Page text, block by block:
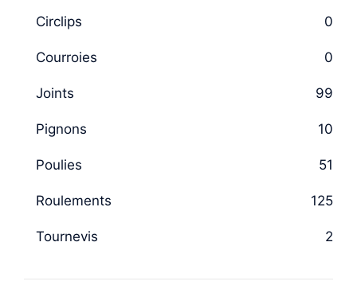
Circlips 0
Courroies 0
Joints 99
Pignons 10
Poulies 51
Roulements 125
Tournevis 2